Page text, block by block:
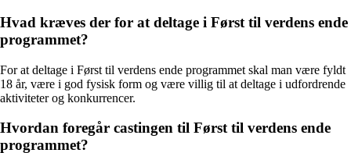
Hvad kræves der for at deltage i Først til verdens ende
programmet?
For at deltage i Først til verdens ende programmet skal man være fyldt
18 år, være i god fysisk form og være villig til at deltage i udfordrende
aktiviteter og konkurrencer.
Hvordan foregår castingen til Først til verdens ende
programmet?